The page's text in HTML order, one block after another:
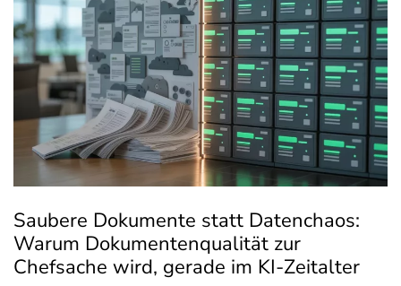
Saubere Dokumente statt Datenchaos:
Warum Dokumentenqualität zur
Chefsache wird, gerade im KI-Zeitalter